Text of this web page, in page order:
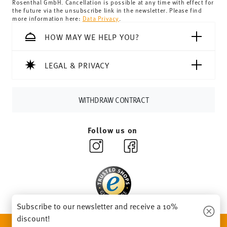
69,90 CHF. If the value of your purchase is less than
69,90 CHF, delivery charges are 36,90 CHF.
Tracking:You will receive a tracking code by e-mail as
Delivery time: 3-5 working days for delivery within
Germany for items in stock. You can view delivery times to
For returns, please use ourreturns service
Rosenthal GmbH. Cancellation is possible at any time with effect for
the future via the unsubscribe link in the newsletter. Please find
more information here: Data Privacy
HOW MAY WE HELP YOU?
LEGAL & PRIVACY
WITHDRAW CONTRACT
Follow us on
Subscribe to our newsletter and receive a 10%
discount!